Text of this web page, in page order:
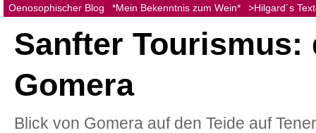
Oenosophischer Blog *Mein Bekenntnis zum Wein* >Hilgard´s
Sanfter Tourismus:
Gomera
Blick von Gomera auf den Teide auf